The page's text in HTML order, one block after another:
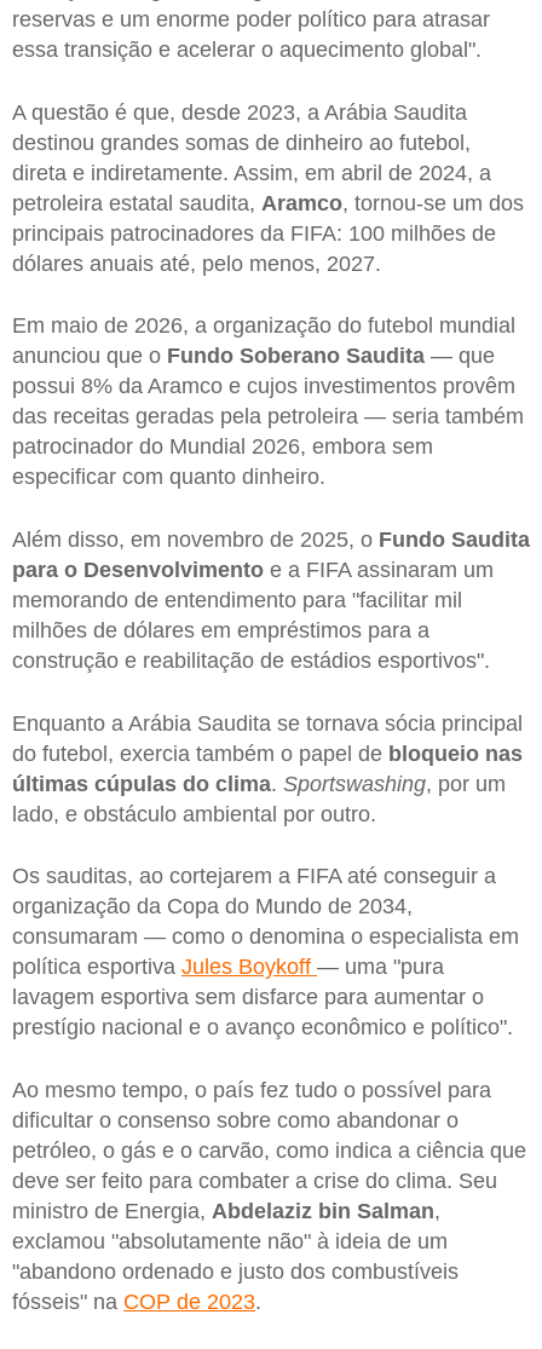
reservas e um enorme poder político para atrasar
essa transição e acelerar o aquecimento global".
A questão é que, desde 2023, a Arábia Saudita
destinou grandes somas de dinheiro ao futebol,
direta e indiretamente. Assim, em abril de 2024, a
petroleira estatal saudita, Aramco, tornou-se um dos
principais patrocinadores da FIFA: 100 milhões de
dólares anuais até, pelo menos, 2027.
Em maio de 2026, a organização do futebol mundial
anunciou que o Fundo Soberano Saudita — que
possui 8% da Aramco e cujos investimentos provêm
das receitas geradas pela petroleira — seria também
patrocinador do Mundial 2026, embora sem
especificar com quanto dinheiro.
Além disso, em novembro de 2025, o Fundo Saudita
para o Desenvolvimento e a FIFA assinaram um
memorando de entendimento para "facilitar mil
milhões de dólares em empréstimos para a
construção e reabilitação de estádios esportivos".
Enquanto a Arábia Saudita se tornava sócia principal
do futebol, exercia também o papel de bloqueio nas
últimas cúpulas do clima. Sportswashing, por um
lado, e obstáculo ambiental por outro.
Os sauditas, ao cortejarem a FIFA até conseguir a
organização da Copa do Mundo de 2034,
consumaram — como o denomina o especialista em
política esportiva Jules Boykoff — uma "pura
lavagem esportiva sem disfarce para aumentar o
prestígio nacional e o avanço econômico e político".
Ao mesmo tempo, o país fez tudo o possível para
dificultar o consenso sobre como abandonar o
petróleo, o gás e o carvão, como indica a ciência que
deve ser feito para combater a crise do clima. Seu
ministro de Energia, Abdelaziz bin Salman,
exclamou "absolutamente não" à ideia de um
"abandono ordenado e justo dos combustíveis
fósseis" na COP de 2023.